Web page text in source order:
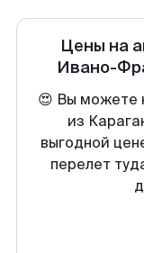
Цены на
Ивано-
😍 Вы можете
из
выгодной
перелет